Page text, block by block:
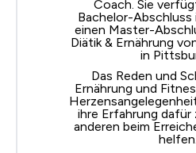
Coach. Sie
Bachelor-Abschluss
einen Master-
Diätik & Ernährung
in
Das Reden und
Ernährung und
ihre Erfahrung dafür
anderen beim
helfen.